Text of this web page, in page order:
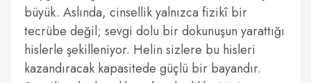
büyük. Aslında, cinsellik yalnızca fizikî bir
tecrübe değil; sevgi dolu bir dokunuşun yarattığı
hislerle şekilleniyor. Helin sizlere bu hisleri
kazandıracak kapasitede güçlü bir bayandır.